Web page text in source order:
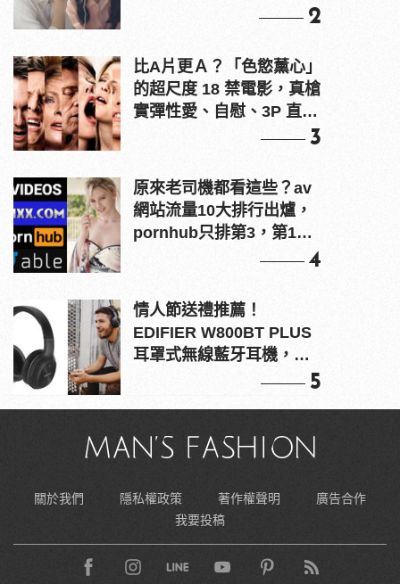
2
比A片更Ａ？「色慾薰心」
的超尺度 18 禁電影，真槍
實彈性愛、自慰、3P 直接
3
原來老司機都看這些？av
網站流量10大排行出爐，
pornhub只排第3，第1名
4
情人節送禮推薦！
EDIFIER W800BT PLUS
耳罩式無線藍牙耳機，在
5
關於我們 隱私權政策 著作權聲明
廣告合作
我要投稿